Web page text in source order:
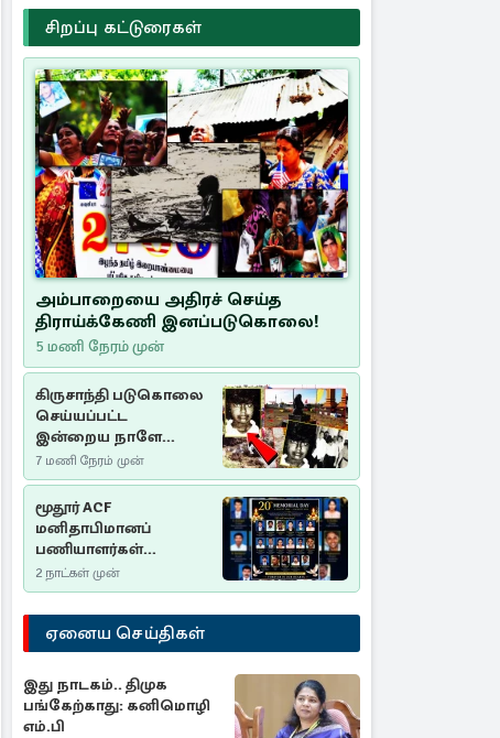
சிறப்பு கட்டுரைகள்
அம்பாறையை அதிரச் செய்த
திராய்க்கேணி இனப்படுகொலை!
5 மணி நேரம் முன்
கிருசாந்தி படுகொலை
செய்யப்பட்ட
இன்றைய நாளே
செம்மணி
இனப்படுகொலை
தினம்…!
7 மணி நேரம் முன்
மூதூர் ACF
மனிதாபிமானப்
பணியாளர்கள்
படுகொலை (2006): 20
ஆண்டுகளாகியும் நீதி
மறுக்கப்பட்ட
மனிதாபிமானப்
பேரவலம்
2 நாட்கள் முன்
ஏனைய செய்திகள்
இது நாடகம்.. திமுக
பங்கேற்காது: கனிமொழி
எம்.பி